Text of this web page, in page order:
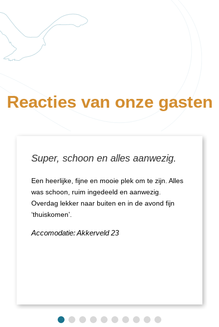
Reacties van onze gasten
Super, schoon en alles aanwezig.
Een heerlijke, fijne en mooie plek om te zijn. Alles
was schoon, ruim ingedeeld en aanwezig.
Overdag lekker naar buiten en in de avond fijn
‘thuiskomen’.
Accomodatie: Akkerveld 23